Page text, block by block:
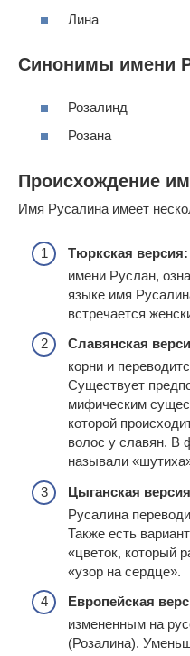
Лина
Синонимы имени
Розалинд
Розана
Происхождение
Имя Русалина имеет
Тюркская версия:
имени Руслан,
языке имя
встречается
Славянская
корни и
Существует
мифическим
которой
волос у славян. В
называли
Цыганская
Русалина
Также есть
«цветок, который
«узор на сердце».
Европейская
измененным на
(Розалина).